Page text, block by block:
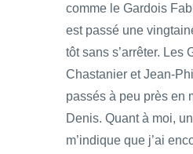
comme le Gardois
est passé une
tôt sans s’arrêter. Les
Chastanier et Jean-
passés à peu près en
Denis. Quant à moi,
m’indique que j’ai